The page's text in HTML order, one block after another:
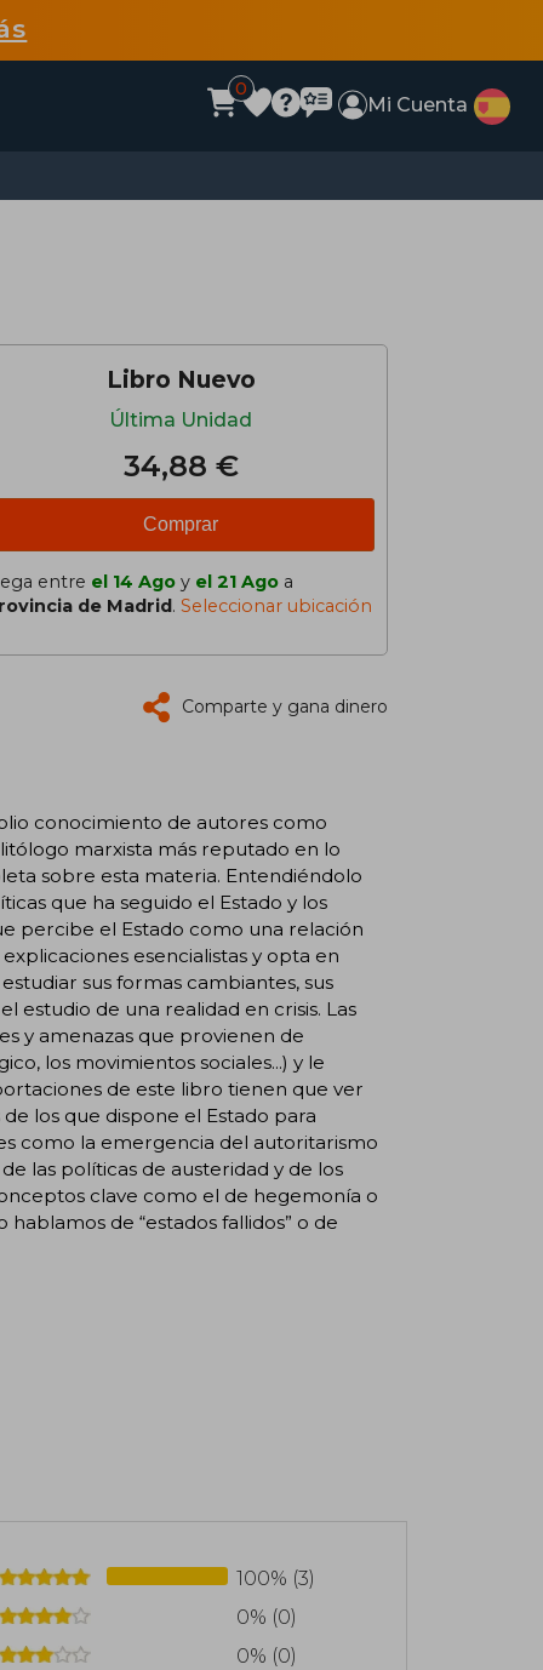
0
Mi Cuenta
Libro Nuevo
Última Unidad
34,88 €
Comprar
entre el 14 Ago y el 21 Ago a
de Madrid. Seleccionar ubicación
Comparte y gana dinero
conocimiento de autores como
marxista más reputado en lo
sobre esta materia. Entendiéndolo
que ha seguido el Estado y los
percibe el Estado como una relación
esencialistas y opta en
sus formas cambiantes, sus
estudio de una realidad en crisis. Las
y amenazas que provienen de
los movimientos sociales...) y le
de este libro tienen que ver
los que dispone el Estado para
como la emergencia del autoritarismo
las políticas de austeridad y de los
clave como el de hegemonía o
de “estados fallidos” o de
100% (3)
0% (0)
0% (0)